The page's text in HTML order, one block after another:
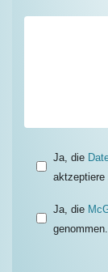
Ja, die
aktzeptiere
Ja, die
genommen.